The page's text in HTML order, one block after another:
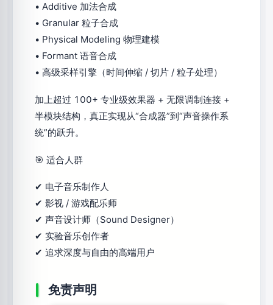
• Additive 加法合成
• Granular 粒子合成
• Physical Modeling 物理建模
• Formant 语音合成
• 高级采样引擎（时间伸缩 / 切片 / 粒子处理）
加上超过 100+ 专业级效果器 + 无限调制连接 +
半模块结构，真正实现从“合成器”到“声音操作系
统”的跃升。
🎯 适合人群
✔ 电子音乐制作人
✔ 影视 / 游戏配乐师
✔ 声音设计师（Sound Designer）
✔ 实验音乐创作者
✔ 追求深度与自由的高端用户
免责声明